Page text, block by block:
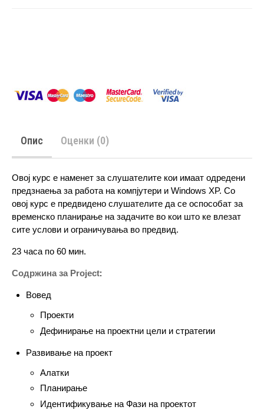
Опис Оценки (0)
Овој курс е наменет за слушателите кои имаат одредени
предзнаења за работа на компјутери и Windows XP. Со
овој курс е предвидено слушателите да се оспособат за
временско планирање на задачите во кои што ке влезат
сите услови и ограничувања во предвид.
23 часа по 60 мин.
Содржина за Project:
Вовед
Проекти
Дефинирање на проектни цели и стратегии
Развивање на проект
Алатки
Планирање
Идентификување на Фази на проектот